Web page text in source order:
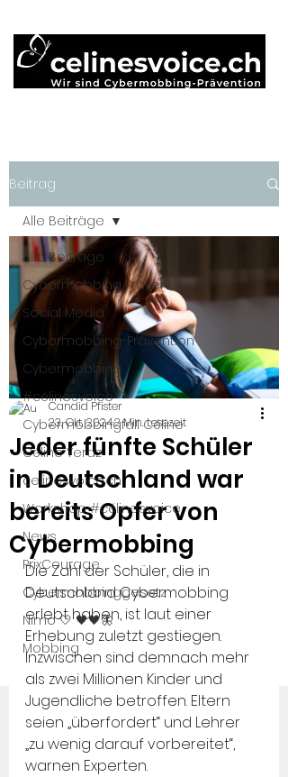
Beitrag
Alle Beiträge
Cybermobbing Prävention
Social Media
Cybermobbing-Prävention
Cybermobbing
#célinesvoice
Cybermobbingfall Céline
Céline Yeraz
celinesvoice.ch
Workshop #célinesvoice
News
PrixCourage
Cybermobbinggesetz
Nimo 🤍 🖤🖤🦋
Mobbing
Alle Beiträge
Jeder fünfte Schüler
in Deutschland war
bereits Opfer von
Cybermobbing
Candid Pfister
23. Okt. 20242 Min. Lesezeit
Die Zahl der Schüler, die in
Deutschland Cybermobbing
erlebt haben, ist laut einer
Erhebung zuletzt gestiegen.
Inzwischen sind demnach mehr
als zwei Millionen Kinder und
Jugendliche betroffen. Eltern
seien „überfordert“ und Lehrer
„zu wenig darauf vorbereitet“,
warnen Experten.